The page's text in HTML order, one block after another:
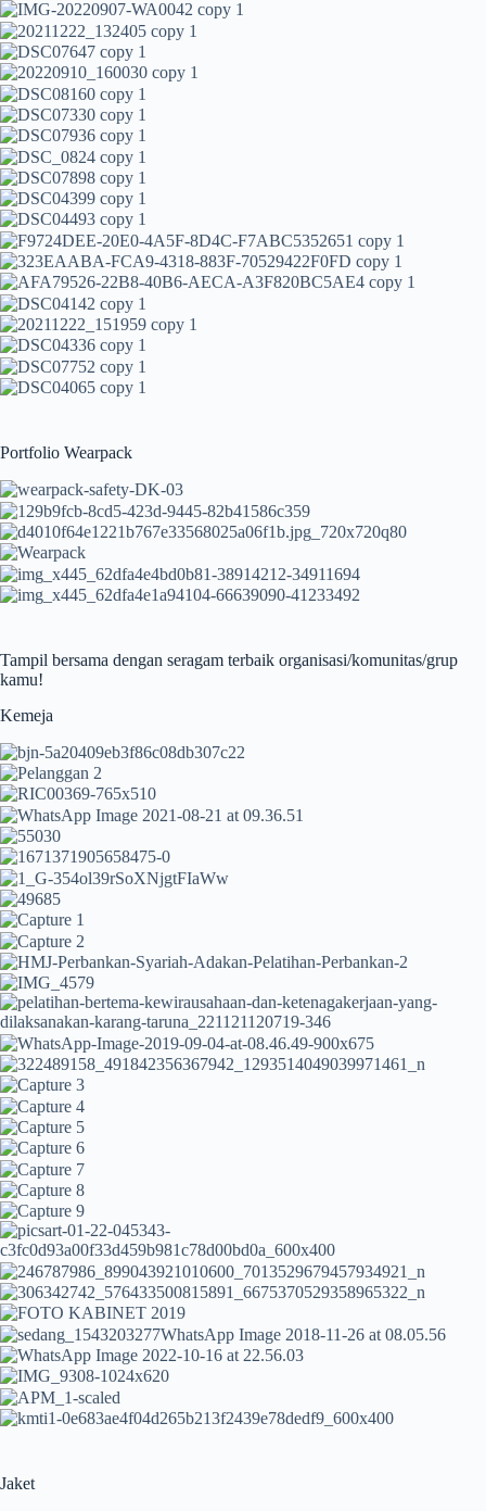
Portfolio Wearpack
Tampil bersama dengan seragam terbaik organisasi/komunitas/grup
kamu!
Kemeja
Jaket